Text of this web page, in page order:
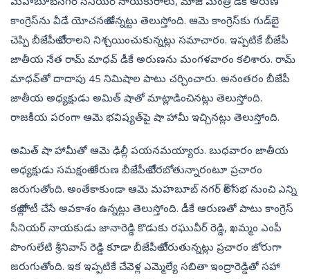
మహబూబ్‌నగర్‌ సీనియర్‌ నాయకురాలు, మాజీ మంత్రి డీకే అరుణ
కాంగ్రెస్‌ను వీడే యోచనలో ఉన్నట్టు తెలుస్తోంది. ఆమె కాంగ్రెస్‌కు గుడ్‌బై
చెప్పి బీజేపీలో చేరాలని నిశ్చయించుకున్నట్లు సమాచారం. ఇప్పటికే బీజేపీ
జాతీయ నేత రామ్‌ మాధవ్‌ డీకే అరుణను మంగళవారం కలిశారు. రామ్‌
మాధవ్‌తో దాదాపు 45 నిమిషాల పాటు చర్చించారు. అనంతరం బీజేపీ
జాతీయ అధ్యక్షుడు అమిత్‌ షాతో మాట్లాడించినట్లు తెలుస్తోంది.
రాజకీయ పరంగా ఆమె భవిష్యత్‌పై షా హామీ ఇచ్చినట్లు తెలుస్తోంది.
అమిత్‌ షా హామీతో ఆమె ఢిల్లీ పయనమయ్యారు. బుధవారం జాతీయ
అధ్యక్షుడు సమక్షంలో అరుణ బీజేపీలో చేరబోతున్నారంటూ ప్రచారం
జరుగుతోంది. అంతేకాకుండా ఆమె మహబూబ్‌ నగర్‌ లోక్‌ సభ నుంచి ఎన్ని
కల్లో పోటీ చేసే అవకాశం ఉన్నట్లు తెలుస్తోంది. డీకే ఆరుణతో పాటు కాంగ్రెస్‌
సీనియర్‌ నాయకుడు జానారెడ్డి కొడుకు రఘువీర్‌ రెడ్డి, ఖమ్మం ఎంపీ
పొంగులేటి శ్రీనివాస్‌ రెడ్డి కూడా బీజేపీలో చేరుతున్నట్లు ప్రచారం జోరుగా
జరుగుతోంది. ఇక ఇప్పటికే చేవెళ్ల ఎమ్మెల్యే సబితా ఇంద్రారెడ్డితో సహా